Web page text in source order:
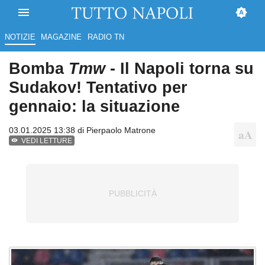
NOTIZIE MAGAZINE RADIO TN
Bomba Tmw- Il Napoli torna su
Sudakov! Tentativo per
gennaio: la situazione
03.01.2025 13:38 di Pierpaolo Matrone
VEDI LETTURE